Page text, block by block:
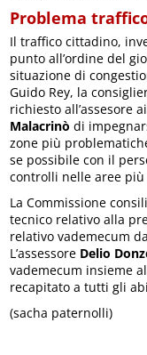
Problema
Il traffico cittadino,
punto all’ordine del
situazione di
Guido Rey, la
richiesto all’assesore
Malacrinò di
zone più
se possibile con il
controlli nelle aree più
La Commissione
tecnico relativo alla
relativo vademecum
L’assessore Delio
vademecum insieme
recapitato a tutti gli
(sacha paternolli)